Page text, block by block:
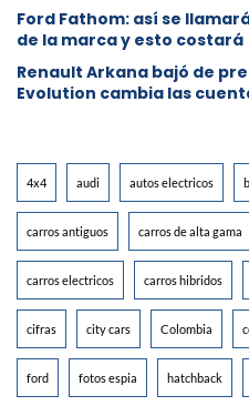
Ford Fathom: así se
de la marca y esto costará
Renault Arkana bajó de
Evolution cambia las
4x4 audi autos electricos
carros antiguos carros de alta gama
carros electricos carros hibridos
cifras city cars Colombia
ford fotos espia hatchback